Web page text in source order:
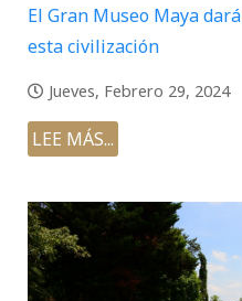
El Gran Museo Maya
esta civilización
Jueves, Febrero 29, 2024
LEE MÁS...